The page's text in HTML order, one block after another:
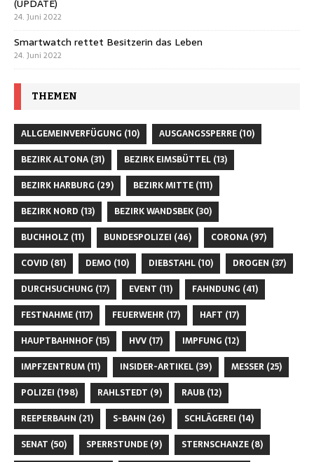
(UPDATE)
24. Juni 2022
Smartwatch rettet Besitzerin das Leben
24. Juni 2022
THEMEN
ALLGEMEINVERFÜGUNG (10) AUSGANGSSPERRE (10)
BEZIRK ALTONA (31) BEZIRK EIMSBÜTTEL (13)
BEZIRK HARBURG (29) BEZIRK MITTE (111)
BEZIRK NORD (13) BEZIRK WANDSBEK (30)
BUCHHOLZ (11) BUNDESPOLIZEI (46) CORONA (97)
COVID (81) DEMO (10) DIEBSTAHL (10) DROGEN (37)
DURCHSUCHUNG (17) EVENT (11) FAHNDUNG (41)
FESTNAHME (117) FEUERWEHR (17) HAFT (17)
HAUPTBAHNHOF (15) HVV (17) IMPFUNG (12)
IMPFZENTRUM (11) INSIDER-ARTIKEL (39) MESSER (25)
POLIZEI (198) RAHLSTEDT (9) RAUB (12)
REEPERBAHN (21) S-BAHN (26) SCHLÄGEREI (14)
SENAT (50) SPERRSTUNDE (9) STERNSCHANZE (8)